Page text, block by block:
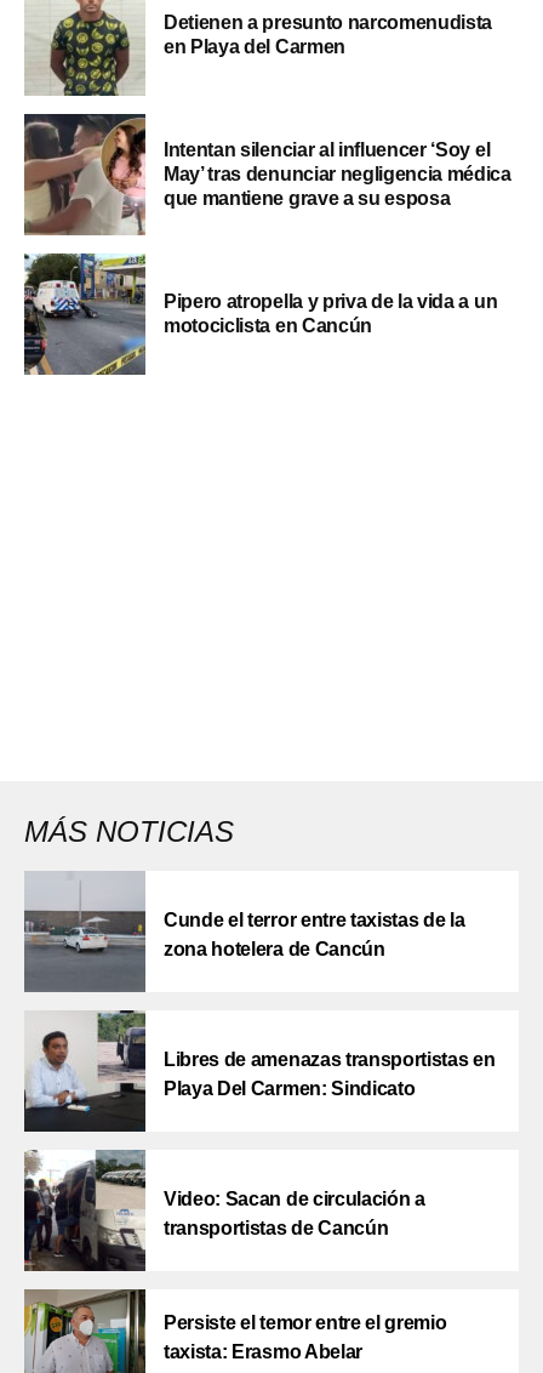
Detienen a presunto narcomenudista
en Playa del Carmen
Intentan silenciar al influencer ‘Soy el
May’ tras denunciar negligencia médica
que mantiene grave a su esposa
Pipero atropella y priva de la vida a un
motociclista en Cancún
MÁS NOTICIAS
Cunde el terror entre taxistas de la
zona hotelera de Cancún
Libres de amenazas transportistas en
Playa Del Carmen: Sindicato
Video: Sacan de circulación a
transportistas de Cancún
Persiste el temor entre el gremio
taxista: Erasmo Abelar